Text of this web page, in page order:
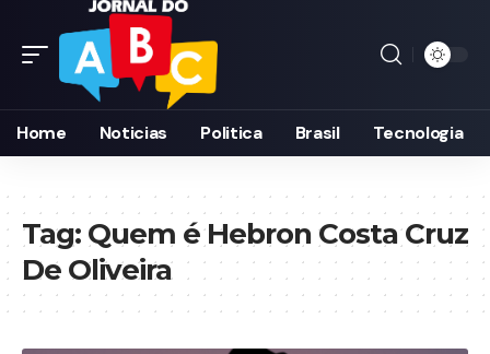
Home Noticias Politica Brasil Tecnologia
Tag: Quem é Hebron Costa Cruz
De Oliveira